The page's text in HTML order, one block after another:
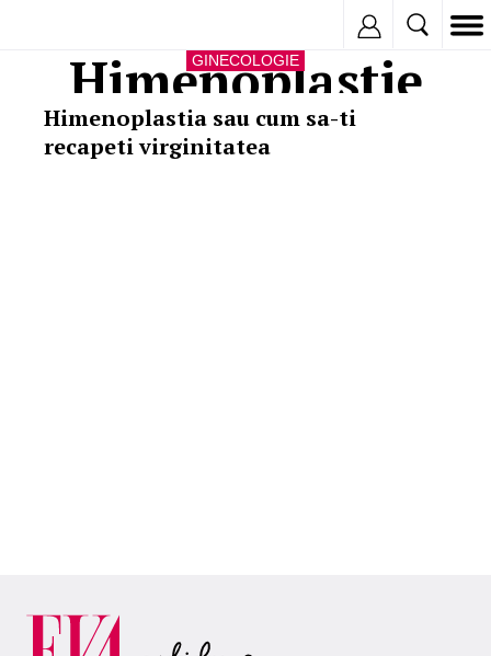
Himenoplastie
GINECOLOGIE
Himenoplastia sau cum sa-ti
recapeti virginitatea